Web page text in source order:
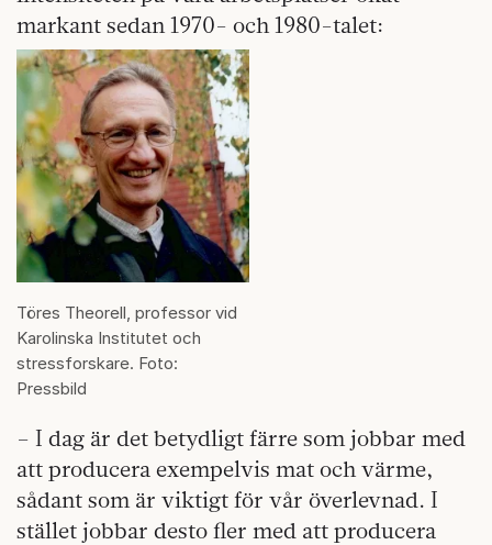
markant sedan 1970- och 1980-talet:
Töres Theorell, professor vid
Karolinska Institutet och
stressforskare. Foto:
Pressbild
– I dag är det betydligt färre som jobbar med
att producera exempelvis mat och värme,
sådant som är viktigt för vår överlevnad. I
stället jobbar desto fler med att producera